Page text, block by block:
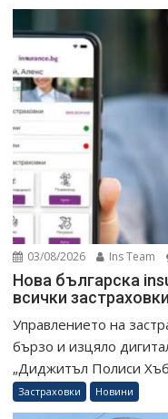
03/08/2026 Ins Team
Нова българска
всички
Управлението на
бързо и изцяло
„Диджитъл Полиси
Застраховки Новини